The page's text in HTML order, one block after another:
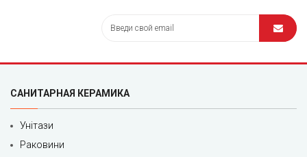
САНИТАРНАЯ КЕРАМИКА
Унітази
Раковини